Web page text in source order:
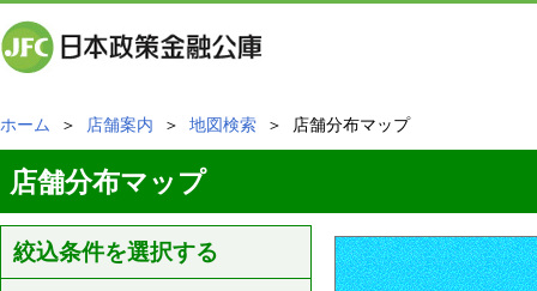
ホーム ＞ 店舗案内 ＞ 地図検索 ＞ 店舗分布マップ
店舗分布マップ
絞込条件を選択する